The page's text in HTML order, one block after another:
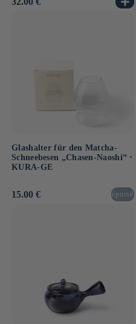
Glashalter für den Matcha-
Schneebesen „Chasen-Naoshi“ ⋅
KURA-GE
Normaler
15.00 € épuisé